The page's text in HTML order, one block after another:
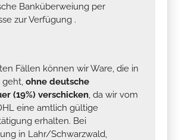
Banküberweiung per
zur Verfügung .
Fällen können wir Ware, die in
geht, ohne deutsche
(19%) verschicken, da wir vom
eine amtlich gültige
erhalten. Bei
in Lahr/Schwarzwald,